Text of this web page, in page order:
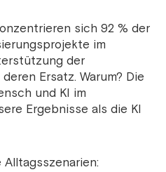
sich 92 % der
im
der
Ersatz. Warum? Die
und KI im
Ergebnisse als die KI